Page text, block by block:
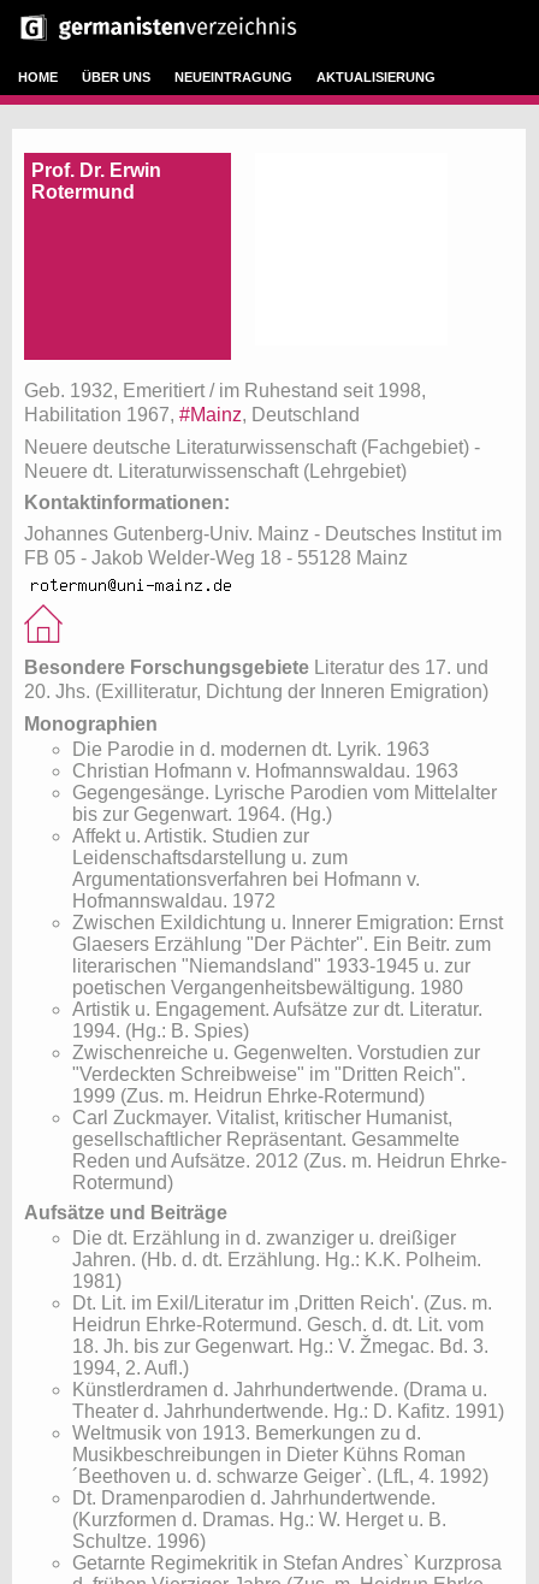
HOME ÜBER UNS NEUEINTRAGUNG AKTUALISIERUNG
Prof. Dr. Erwin
Rotermund
Geb. 1932, Emeritiert / im Ruhestand seit 1998,
Habilitation 1967, #Mainz, Deutschland
Neuere deutsche Literaturwissenschaft (Fachgebiet) -
Neuere dt. Literaturwissenschaft (Lehrgebiet)
Kontaktinformationen:
Johannes Gutenberg-Univ. Mainz - Deutsches Institut im
FB 05 - Jakob Welder-Weg 18 - 55128 Mainz
Besondere Forschungsgebiete Literatur des 17. und
20. Jhs. (Exilliteratur, Dichtung der Inneren Emigration)
Monographien
Die Parodie in d. modernen dt. Lyrik. 1963
Christian Hofmann v. Hofmannswaldau. 1963
Gegengesänge. Lyrische Parodien vom Mittelalter
bis zur Gegenwart. 1964. (Hg.)
Affekt u. Artistik. Studien zur
Leidenschaftsdarstellung u. zum
Argumentationsverfahren bei Hofmann v.
Hofmannswaldau. 1972
Zwischen Exildichtung u. Innerer Emigration: Ernst
Glaesers Erzählung "Der Pächter". Ein Beitr. zum
literarischen "Niemandsland" 1933-1945 u. zur
poetischen Vergangenheitsbewältigung. 1980
Artistik u. Engagement. Aufsätze zur dt. Literatur.
1994. (Hg.: B. Spies)
Zwischenreiche u. Gegenwelten. Vorstudien zur
"Verdeckten Schreibweise" im "Dritten Reich".
1999 (Zus. m. Heidrun Ehrke-Rotermund)
Carl Zuckmayer. Vitalist, kritischer Humanist,
gesellschaftlicher Repräsentant. Gesammelte
Reden und Aufsätze. 2012 (Zus. m. Heidrun Ehrke-
Rotermund)
Aufsätze und Beiträge
Die dt. Erzählung in d. zwanziger u. dreißiger
Jahren. (Hb. d. dt. Erzählung. Hg.: K.K. Polheim.
1981)
Dt. Lit. im Exil/Literatur im ,Dritten Reich'. (Zus. m.
Heidrun Ehrke-Rotermund. Gesch. d. dt. Lit. vom
18. Jh. bis zur Gegenwart. Hg.: V. Žmegac. Bd. 3.
1994, 2. Aufl.)
Künstlerdramen d. Jahrhundertwende. (Drama u.
Theater d. Jahrhundertwende. Hg.: D. Kafitz. 1991)
Weltmusik von 1913. Bemerkungen zu d.
Musikbeschreibungen in Dieter Kühns Roman
´Beethoven u. d. schwarze Geiger`. (LfL, 4. 1992)
Dt. Dramenparodien d. Jahrhundertwende.
(Kurzformen d. Dramas. Hg.: W. Herget u. B.
Schultze. 1996)
Getarnte Regimekritik in Stefan Andres` Kurzprosa